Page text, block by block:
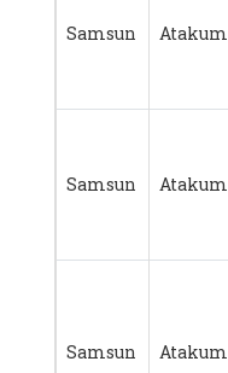
Samsun Atakum
Samsun Atakum
Samsun Atakum